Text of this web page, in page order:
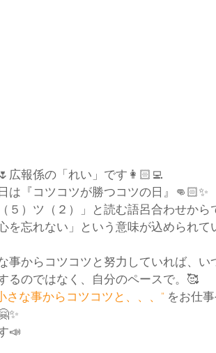
広報係の「れい」です👩🏻‍💻
は『コツコツが勝つコツの日』👊🏻✨
５）ツ（２）」と読む語呂合わせか
を忘れない」という意味が込められ
事からコツコツと努力していれば、い
るのではなく、自分のペースで。🥰
さな事からコツコツと、、、" をお仕
📣